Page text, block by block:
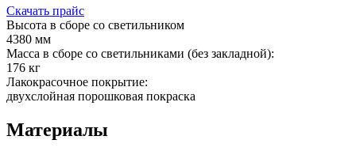
Скачать прайс
Высота в сборе со светильником
4380 мм
Масса в сборе со светильниками (без закладной):
176 кг
Лакокрасочное покрытие:
двухслойная порошковая покраска
Материалы